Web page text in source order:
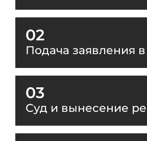
02
Подача заявления
03
Суд и вынесение